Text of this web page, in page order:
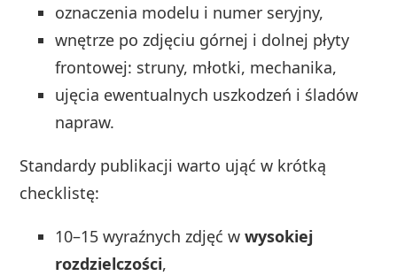
oznaczenia modelu i numer seryjny,
wnętrze po zdjęciu górnej i dolnej płyty
frontowej: struny, młotki, mechanika,
ujęcia ewentualnych uszkodzeń i śladów
napraw.
Standardy publikacji warto ująć w krótką
checklistę:
10–15 wyraźnych zdjęć wwysokiej
rozdzielczości,